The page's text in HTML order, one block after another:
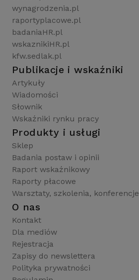
wynagrodzenia.pl
raportyplacowe.pl
badaniaHR.pl
wskaznikiHR.pl
kfw.sedlak.pl
Publikacje i wskaźniki
Artykuły
Wiadomości
Słownik
Wskaźniki rynku pracy
Produkty i usługi
Sklep
Badania postaw i opinii
Raport wskaźnikowy
Raporty płacowe
Warsztaty, szkolenia, konferencje
O nas
Kontakt
Dla mediów
Rejestracja
Zapisy do newslettera
Polityka prywatności